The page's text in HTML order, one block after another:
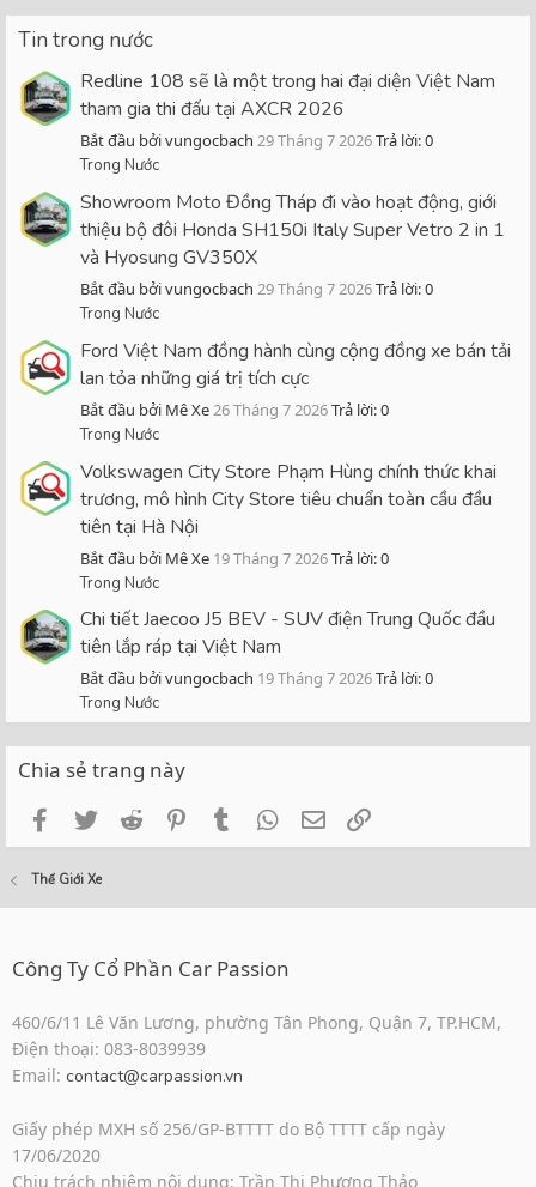
Tin trong nước
Redline 108 sẽ là một trong hai đại diện Việt Nam
tham gia thi đấu tại AXCR 2026
Bắt đầu bởi vungocbach 29 Tháng 7 2026Trả lời: 0
Trong Nước
Showroom Moto Đồng Tháp đi vào hoạt động, giới
thiệu bộ đôi Honda SH150i Italy Super Vetro 2 in 1
và Hyosung GV350X
Bắt đầu bởi vungocbach 29 Tháng 7 2026Trả lời: 0
Trong Nước
Ford Việt Nam đồng hành cùng cộng đồng xe bán tải
lan tỏa những giá trị tích cực
Bắt đầu bởi Mê Xe26 Tháng 7 2026Trả lời: 0
Trong Nước
Volkswagen City Store Phạm Hùng chính thức khai
trương, mô hình City Store tiêu chuẩn toàn cầu đầu
tiên tại Hà Nội
Bắt đầu bởi Mê Xe 19 Tháng 7 2026Trả lời: 0
Trong Nước
Chi tiết Jaecoo J5 BEV - SUV điện Trung Quốc đầu
tiên lắp ráp tại Việt Nam
Bắt đầu bởi vungocbach 19 Tháng 7 2026Trả lời: 0
Trong Nước
Chia sẻ trang này
FacebookTwitterReddit PinterestTumblrWhatsApp
Email
Thế Giới Xe
Công Ty Cổ Phần Car Passion
460/6/11 Lê Văn Lương, phường Tân Phong, Quận 7, TP.HCM,
Điện thoại: 083-8039939
Email: contact@carpassion.vn
Giấy phép MXH số 256/GP-BTTTT do Bộ TTTT cấp ngày
17/06/2020
Chịu trách nhiệm nội dung: Trần Thị Phương Thảo